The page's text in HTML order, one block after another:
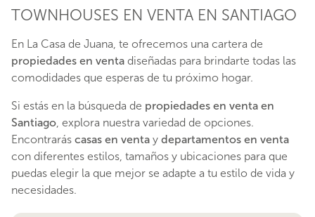
TOWNHOUSES EN VENTA EN SANTIAGO
En La Casa de Juana, te ofrecemos una cartera de
propiedades en venta diseñadas para brindarte todas las
comodidades que esperas de tu próximo hogar.
Si estás en la búsqueda de propiedades en venta en
Santiago, explora nuestra variedad de opciones.
Encontrarás casas en venta y departamentos en venta
con diferentes estilos, tamaños y ubicaciones para que
puedas elegir la que mejor se adapte a tu estilo de vida y
necesidades.